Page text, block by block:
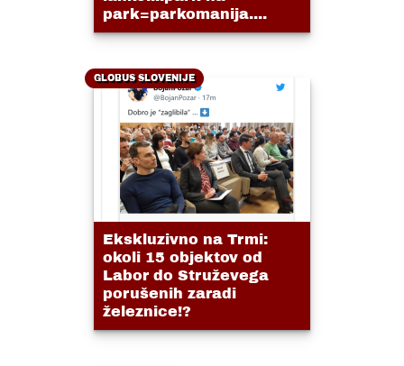
park=parkomanija....
GLOBUS SLOVENIJE
Ekskluzivno na Trmi:
okoli 15 objektov od
Labor do Struževega
porušenih zaradi
železnice!?